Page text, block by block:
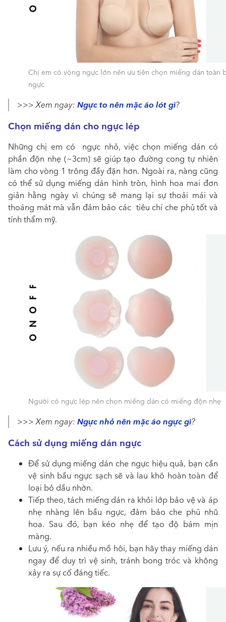
Chị em có vòng ngực lớn nên ưu tiên chọn miếng dán toàn
ngực
>>> Xem ngay: Ngực to nên mặc áo lót gì?
Chọn miếng dán cho ngực lép
Những chị em có ngực nhỏ, việc chọn miếng dán có
phần độn nhẹ (~3cm) sẽ giúp tạo đường cong tự nhiên
làm cho vòng 1 trông đầy đặn hơn. Ngoài ra, nàng cũng
có thể sử dụng miếng dán hình tròn, hình hoa mai đơn
giản hằng ngày vì chúng sẽ mang lại sự thoải mái và
thoáng mát mà vẫn đảm bảo các tiêu chí che phủ tốt và
tính thẩm mỹ.
Người có ngực lép nên chọn miếng dán có miếng độn nhẹ
>>> Xem ngay: Ngực nhỏ nên mặc áo ngực gì?
Cách sử dụng miếng dán ngực
Để sử dụng miếng dán che ngực hiệu quả, bạn cần
vệ sinh bầu ngực sạch sẽ và lau khô hoàn toàn để
loại bỏ dầu nhờn.
Tiếp theo, tách miếng dán ra khỏi lớp bảo vệ và áp
nhẹ nhàng lên bầu ngực, đảm bảo che phủ nhũ
hoa. Sau đó, bạn kéo nhẹ để tạo độ bám mịn
màng.
Lưu ý, nếu ra nhiều mồ hôi, bạn hãy thay miếng dán
ngay để duy trì vệ sinh, tránh bong tróc và không
xảy ra sự cố đáng tiếc.